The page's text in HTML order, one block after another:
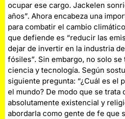
ocupar ese cargo. Jackelen
años”. Ahora encabeza una
para combatir el cambio
que defiende es “reducir las
dejar de invertir en la industria
fósiles”. Sin embargo, no solo
ciencia y tecnología. Según
siguiente pregunta: “¿Cuál es el
el mundo? De modo que se trata
absolutamente existencial y
abordarla como gente de fe que